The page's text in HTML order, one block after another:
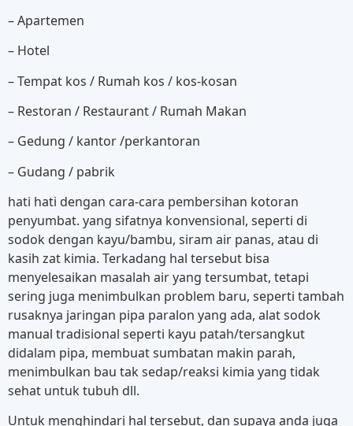
– Apartemen
– Hotel
– Tempat kos / Rumah kos / kos-kosan
– Restoran / Restaurant / Rumah Makan
– Gedung / kantor /perkantoran
– Gudang / pabrik
hati hati dengan cara-cara pembersihan kotoran
penyumbat. yang sifatnya konvensional, seperti di
sodok dengan kayu/bambu, siram air panas, atau di
kasih zat kimia. Terkadang hal tersebut bisa
menyelesaikan masalah air yang tersumbat, tetapi
sering juga menimbulkan problem baru, seperti tambah
rusaknya jaringan pipa paralon yang ada, alat sodok
manual tradisional seperti kayu patah/tersangkut
didalam pipa, membuat sumbatan makin parah,
menimbulkan bau tak sedap/reaksi kimia yang tidak
sehat untuk tubuh dll.
Untuk menghindari hal tersebut, dan supaya anda juga